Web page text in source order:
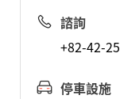
諮詢
+82-42-
停車設施